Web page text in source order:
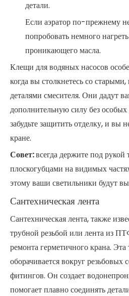
детали.
Если аэратор по-прежнему
попробовать немного
проникающего масла.
Клещи для водяных насосов
когда вы столкнетесь со
деталями смесителя. Они дадут
дополнительную силу без
забудьте защитить отделку, и вы
кране.
Совет:всегда держите под рукой
плоскогубцами на видимых
этому ваши светильники будут
Сантехническая лента
Сантехническая лента, также
трубной резьбой или лента из
ремонта герметичного крана. Эта
оборачивается вокруг резьбовых
фитингов. Он создает
помогает плавно соединять